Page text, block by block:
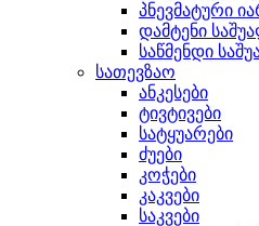
პნევმატური
დამტენი
საწმენდი
სათევზაო
ანკესები
ტივტივები
სატყუარები
ძუები
კოჭები
კაკვები
საკვები